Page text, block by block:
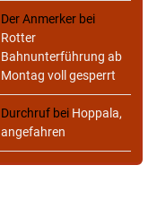
Der Anmerker bei
Rotter
Bahnunterführung ab
Montag voll gesperrt
Durchruf bei Hoppala,
angefahren